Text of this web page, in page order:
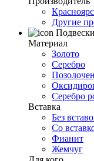
Другие
Подвески
Материал
Золото
Серебро
Серебро
Вставка
Без
Со
Фианит
Жемчуг